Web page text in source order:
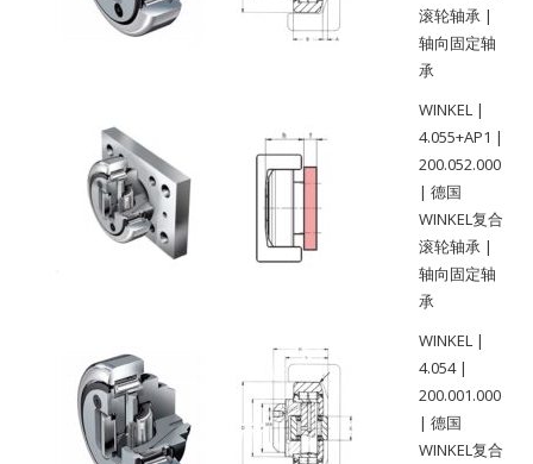
滚轮轴承 |
轴向固定轴
承
WINKEL |
4.055+AP1 |
200.052.000
| 德国
WINKEL复合
滚轮轴承 |
轴向固定轴
承
WINKEL |
4.054 |
200.001.000
| 德国
WINKEL复合